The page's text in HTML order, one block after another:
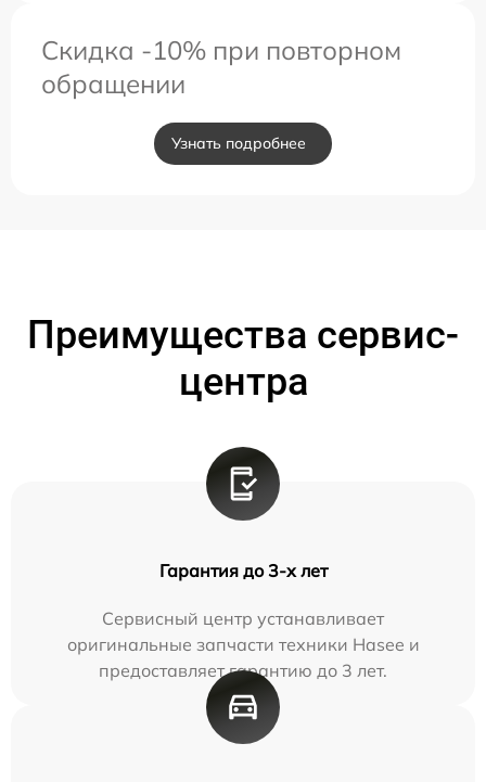
Скидка -10% при повторном
обращении
Узнать подробнее
Преимущества сервис-
центра
Гарантия до 3-х лет
Сервисный центр устанавливает
оригинальные запчасти техники Hasee и
предоставляет гарантию до 3 лет.